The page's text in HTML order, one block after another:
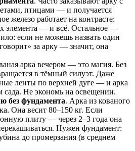
птицами — и получается
железо работает на контрасте:
элемента — и всё. Остальное —
если не можешь назвать один
за арку — значит, она
арка вечером — это магия. Без
в тёмный силуэт. Даже
ленты по верхней дуге — и арка
сада. Не экономь на освещении.
без фундамента. Арка из кованого
Она весит 80–150 кг. Если
плиту — через 2–3 года она
Нужен фундамент:
до промерзания (в среднем